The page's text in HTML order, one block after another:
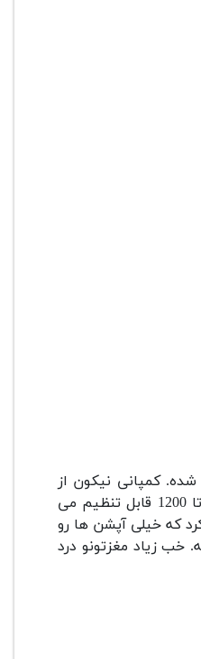
کمپانی نیکون از
قسمت دوم ایزو دوربین d810 که از 64 تا 1200 قابل تنظیم می
که خیلی آپشن ها رو
خب زیاد مغزتونو درد